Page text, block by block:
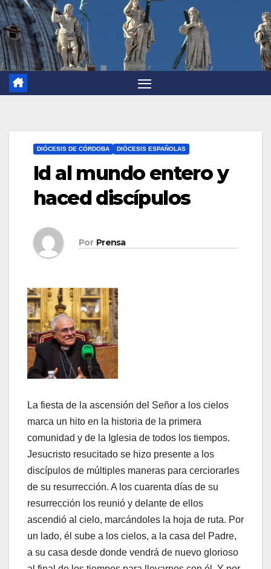
DIÓCESIS DE CÓRDOBA DIÓCESIS ESPAÑOLAS
Id al mundo entero y
haced discípulos
Por Prensa
La fiesta de la ascensión del Señor a los cielos
marca un hito en la historia de la primera
comunidad y de la Iglesia de todos los tiempos.
Jesucristo resucitado se hizo presente a los
discípulos de múltiples maneras para cerciorarles
de su resurrección. A los cuarenta días de su
resurrección los reunió y delante de ellos
ascendió al cielo, marcándoles la hoja de ruta. Por
un lado, él sube a los cielos, a la casa del Padre,
a su casa desde donde vendrá de nuevo glorioso